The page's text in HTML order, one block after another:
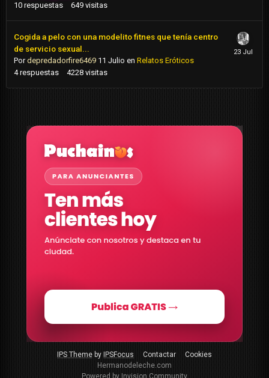
10 respuestas 649 visitas
Cogida a pelo con una modelito fitnes que tenía centro
de servicio sexual...
Pordepredadorfire6469 11 Julio en Relatos Eróticos
4 respuestas 4228 visitas
IPS ThemebyIPSFocus Contactar
Cookies
Hermanodeleche.com